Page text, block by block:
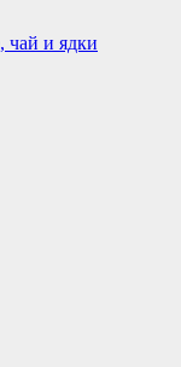
чай и ядки